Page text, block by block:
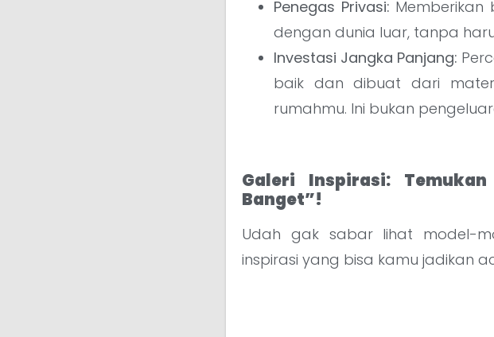
Penegas Privasi:
dengan dunia luar, tanpa
Investasi Jangka Panjang:
baik dan dibuat dari
rumahmu. Ini bukan
Galeri Inspirasi:
Banget”!
Udah gak sabar lihat model-
inspirasi yang bisa kamu jadikan